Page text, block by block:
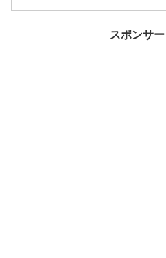
スポンサ